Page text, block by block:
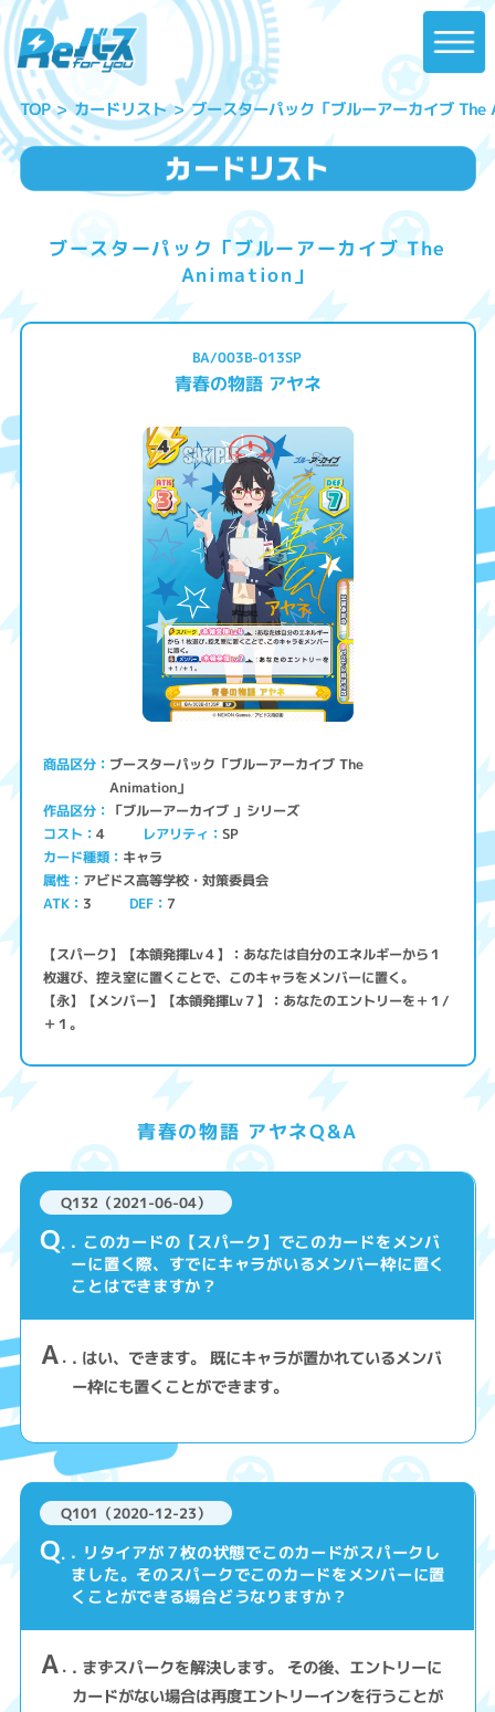
TOP カードリスト ブースターパック「ブルーアーカイブ
ブースターパック「ブルーアーカイブ The
Animation」
BA/003B-013SP
青春の物語 アヤネ
商品区分 ブースターパック「ブルーアーカイブ The
Animation」
作品区分 「ブルーアーカイブ 」シリーズ
コスト 4 レアリティ SP
カード種類 キャラ
属性 アビドス高等学校・対策委員会
ATK 3 DEF 7
【スパーク】【本領発揮Lv４】：あなたは自分のエネルギーから１
枚選び、控え室に置くことで、このキャラをメンバーに置く。
【永】【メンバー】【本領発揮Lv７】：あなたのエントリーを＋１/
＋１。
青春の物語 アヤネQ&A
Q132（2021-06-04）
Q . このカードの【スパーク】でこのカードをメンバ
ーに置く際、すでにキャラがいるメンバー枠に置く
ことはできますか？
A . はい、できます。 既にキャラが置かれているメンバ
ー枠にも置くことができます。
Q101（2020-12-23）
Q . リタイアが７枚の状態でこのカードがスパークし
ました。そのスパークでこのカードをメンバーに置
くことができる場合どうなりますか？
A . まずスパークを解決します。 その後、エントリーに
カードがない場合は再度エントリーインを行うことが